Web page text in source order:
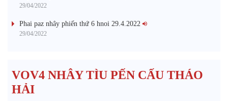
29/04/2022
Phai paz nhây phiến thứ 6 hnoi 29.4.2022
29/04/2022
VOV4 NHÂY TÌU PẾN CẤU THÁO
HẢI